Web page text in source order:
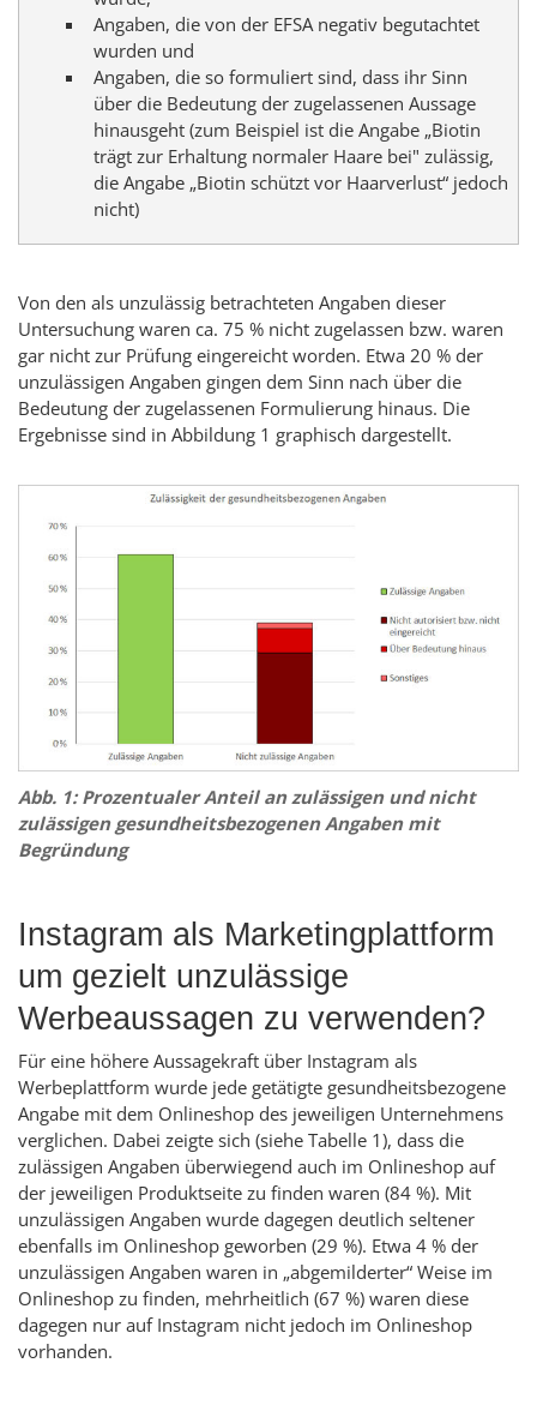
Angaben, die von der EFSA negativ begutachtet
wurden und
Angaben, die so formuliert sind, dass ihr Sinn
über die Bedeutung der zugelassenen Aussage
hinausgeht (zum Beispiel ist die Angabe „Biotin
trägt zur Erhaltung normaler Haare bei" zulässig,
die Angabe „Biotin schützt vor Haarverlust“ jedoch
nicht)
Von den als unzulässig betrachteten Angaben dieser
Untersuchung waren ca. 75 % nicht zugelassen bzw. waren
gar nicht zur Prüfung eingereicht worden. Etwa 20 % der
unzulässigen Angaben gingen dem Sinn nach über die
Bedeutung der zugelassenen Formulierung hinaus. Die
Ergebnisse sind in Abbildung 1 graphisch dargestellt.
Abb. 1: Prozentualer Anteil an zulässigen und nicht
zulässigen gesundheitsbezogenen Angaben mit
Begründung
Instagram als Marketingplattform
um gezielt unzulässige
Werbeaussagen zu verwenden?
Für eine höhere Aussagekraft über Instagram als
Werbeplattform wurde jede getätigte gesundheitsbezogene
Angabe mit dem Onlineshop des jeweiligen Unternehmens
verglichen. Dabei zeigte sich (siehe Tabelle 1), dass die
zulässigen Angaben überwiegend auch im Onlineshop auf
der jeweiligen Produktseite zu finden waren (84 %). Mit
unzulässigen Angaben wurde dagegen deutlich seltener
ebenfalls im Onlineshop geworben (29 %). Etwa 4 % der
unzulässigen Angaben waren in „abgemilderter“ Weise im
Onlineshop zu finden, mehrheitlich (67 %) waren diese
dagegen nur auf Instagram nicht jedoch im Onlineshop
vorhanden.